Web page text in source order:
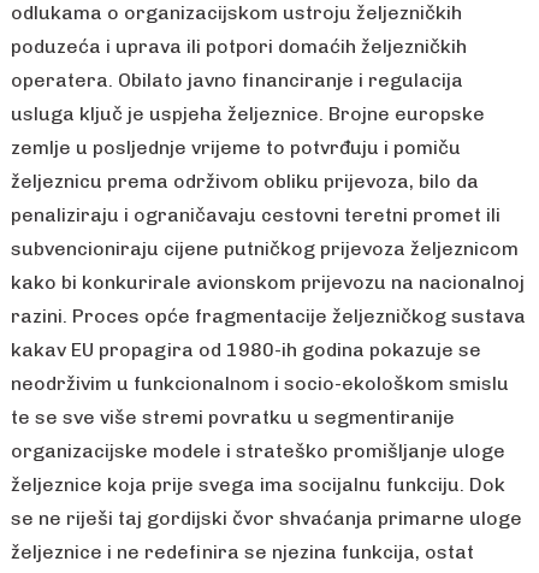
odlukama o organizacijskom ustroju željezničkih
poduzeća i uprava ili potpori domaćih željezničkih
operatera. Obilato javno financiranje i regulacija
usluga ključ je uspjeha željeznice. Brojne europske
zemlje u posljednje vrijeme to potvrđuju i pomiču
željeznicu prema održivom obliku prijevoza, bilo da
penaliziraju i ograničavaju cestovni teretni promet ili
subvencioniraju cijene putničkog prijevoza željeznicom
kako bi konkurirale avionskom prijevozu na nacionalnoj
razini. Proces opće fragmentacije željezničkog sustava
kakav EU propagira od 1980-ih godina pokazuje se
neodrživim u funkcionalnom i socio-ekološkom smislu
te se sve više stremi povratku u segmentiranije
organizacijske modele i strateško promišljanje uloge
željeznice koja prije svega ima socijalnu funkciju. Dok
se ne riješi taj gordijski čvor shvaćanja primarne uloge
željeznice i ne redefinira se njezina funkcija, ostat